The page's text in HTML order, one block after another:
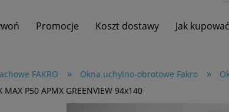
Promocje Koszt dostawy Jak
FAKRO » Okna uchylno-obrotowe Fakro »
P50 APMX GREENVIEW 94x140